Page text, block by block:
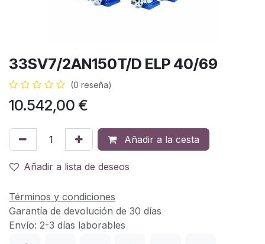
33SV7/2AN150T/D ELP 40/69
(0 reseña)
10.542,00 €
Añadir a la cesta
Añadir a lista de deseos
Términos y condiciones
Garantía de devolución de 30 días
Envío: 2-3 días laborables